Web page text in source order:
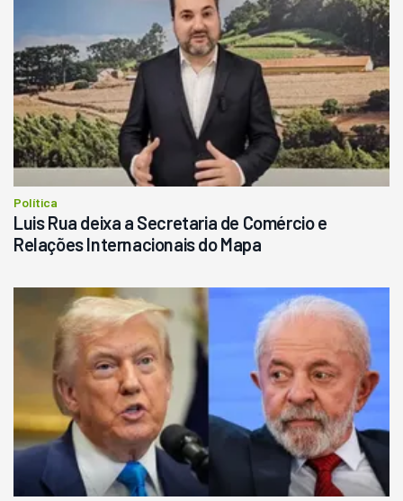
Política
Luis Rua deixa a Secretaria de Comércio e
Relações Internacionais do Mapa